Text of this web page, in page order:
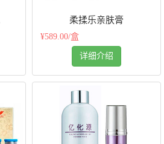
柔揉乐亲肤膏
¥589.00/盒
详细介绍